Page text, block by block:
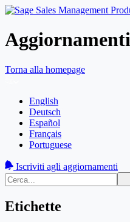
Torna alla homepage
English
Deutsch
Español
Français
Portuguese
Iscriviti agli aggiornamenti
Etichette